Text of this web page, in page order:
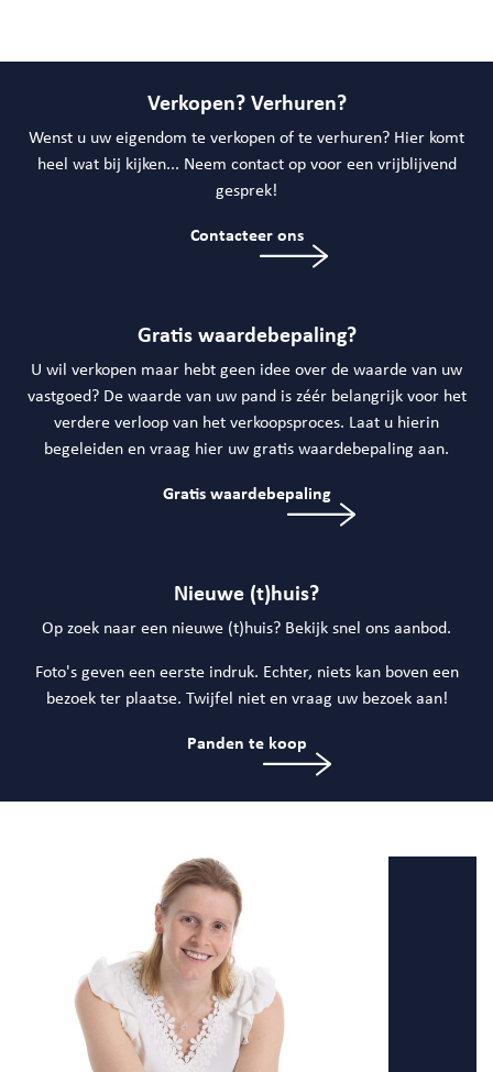
Verkopen? Verhuren?
Wenst u uw eigendom te verkopen of te verhuren? Hier komt
heel wat bij kijken... Neem contact op voor een vrijblijvend
gesprek!
Contacteer ons
Gratis waardebepaling?
U wil verkopen maar hebt geen idee over de waarde van uw
vastgoed? De waarde van uw pand is zéér belangrijk voor het
verdere verloop van het verkoopsproces. Laat u hierin
begeleiden en vraag hier uw gratis waardebepaling aan.
Gratis waardebepaling
Nieuwe (t)huis?
Op zoek naar een nieuwe (t)huis? Bekijk snel ons aanbod.
Foto's geven een eerste indruk. Echter, niets kan boven een
bezoek ter plaatse. Twijfel niet en vraag uw bezoek aan!
Panden te koop